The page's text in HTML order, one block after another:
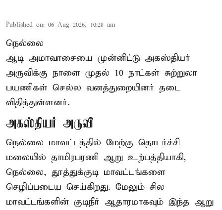
Published on: 06 Aug 2026, 10:28 am
நெல்லை
ஆடி அமாவாசையை முன்னிட்டு அகஸ்தியர்
அருவிக்கு நாளை முதல் 10 நாட்கள் சுற்றுலா
பயணிகள் செல்ல வனத்துறையினர் தடை
விதித்துள்ளனர்.
அகஸ்தியர் அருவி
நெல்லை மாவட்டத்தில் மேற்கு தொடர்ச்சி
மலையில் தாமிரபரணி ஆறு உற்பத்தியாகி,
நெல்லை, தூத்துக்குடி மாவட்டங்களை
செழிப்படைய செய்கிறது. மேலும் சில
மாவட்டங்களின் குடிநீர் ஆதாரமாகவும் இந்த ஆறு